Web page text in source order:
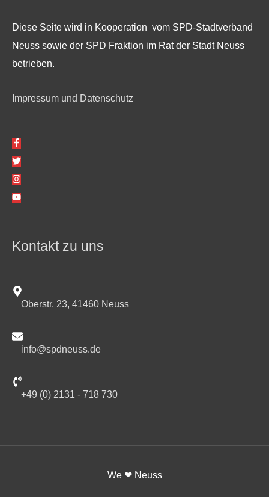
Diese Seite wird in Kooperation vom SPD-Stadtverband
Neuss sowie der SPD Fraktion im Rat der Stadt Neuss
betrieben.
Impressum und Datenschutz
Kontakt zu uns
Oberstr. 23, 41460 Neuss
info@spdneuss.de
+49 (0) 2131 - 718 730
We ❤ Neuss